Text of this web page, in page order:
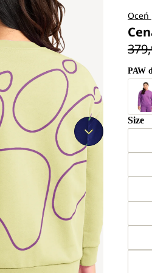
Oceń
PAW
Size